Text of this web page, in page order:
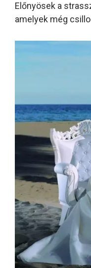
Előnyösek a
amelyek még